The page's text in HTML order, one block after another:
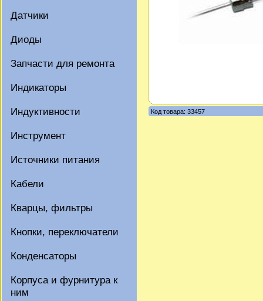
Датчики
Диоды
Запчасти для ремонта
Индикаторы
Индуктивности
Инструмент
Источники питания
Кабели
Кварцы, фильтры
Кнопки, переключатели
Конденсаторы
Корпуса и фурнитура к
ним
Код товара: 33457